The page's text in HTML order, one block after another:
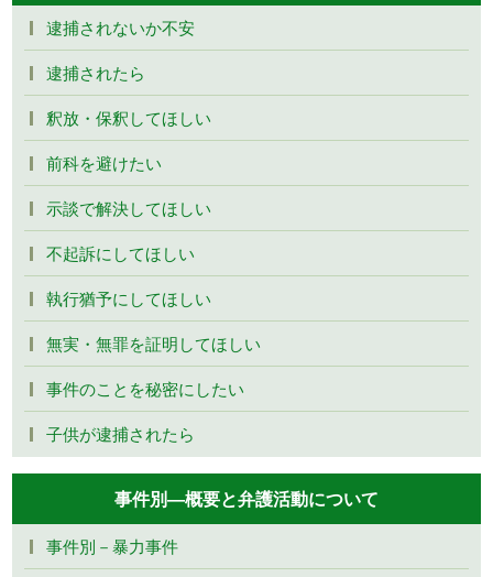
逮捕されないか不安
逮捕されたら
釈放・保釈してほしい
前科を避けたい
示談で解決してほしい
不起訴にしてほしい
執行猶予にしてほしい
無実・無罪を証明してほしい
事件のことを秘密にしたい
子供が逮捕されたら
事件別―概要と弁護活動について
事件別－暴力事件